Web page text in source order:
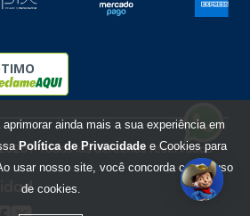
/ Todos los derechos reservados
ainda mais a sua experiência em
Política de Privacidade e Cookies para
usar nosso site, você concorda com o uso
de cookies.